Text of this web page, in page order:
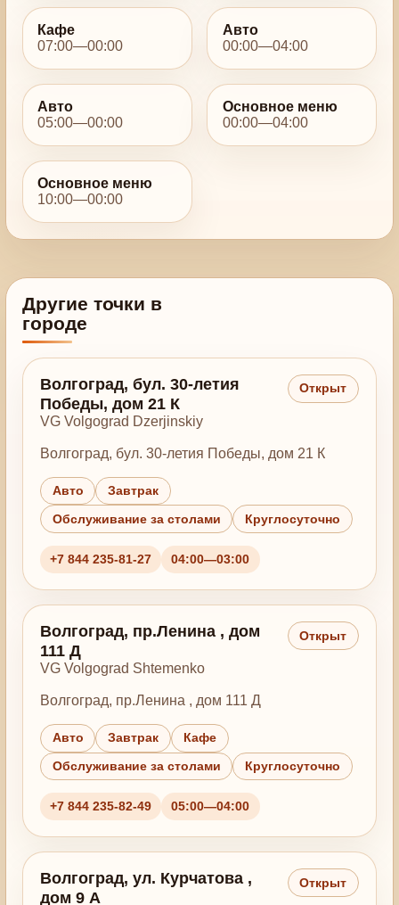
Кафе
07:00—00:00
Авто
00:00—04:00
Авто
05:00—00:00
Основное меню
00:00—04:00
Основное меню
10:00—00:00
Другие точки в
городе
Волгоград, бул. 30-летия
Победы, дом 21 К
VG Volgograd Dzerjinskiy
Открыт
Волгоград, бул. 30-летия Победы, дом 21 К
Авто Завтрак
Обслуживание за столами Круглосуточно
+7 844 235-81-27 04:00—03:00
Волгоград, пр.Ленина , дом
111 Д
VG Volgograd Shtemenko
Открыт
Волгоград, пр.Ленина , дом 111 Д
Авто Завтрак Кафе
Обслуживание за столами Круглосуточно
+7 844 235-82-49 05:00—04:00
Волгоград, ул. Курчатова ,
дом 9 А
Открыт